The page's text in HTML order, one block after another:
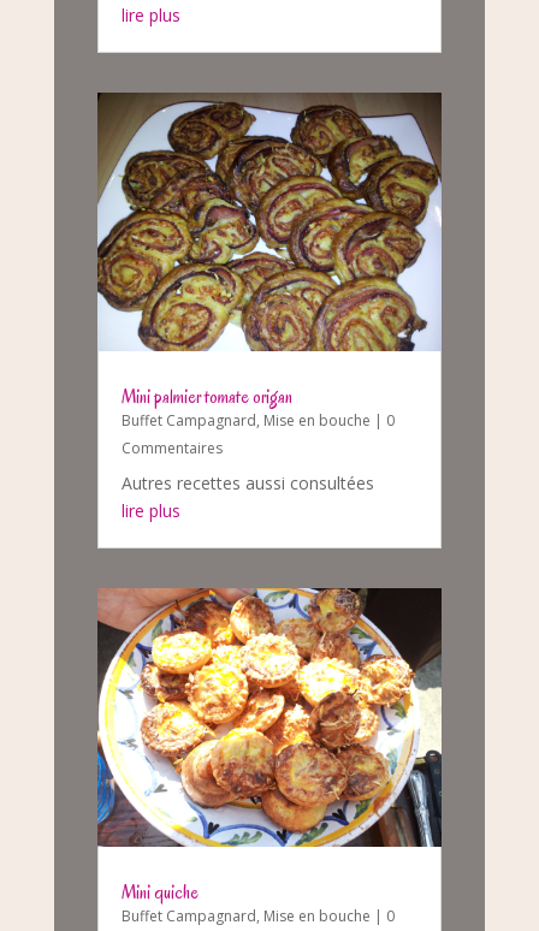
lire plus
Mini palmier tomate origan
Buffet Campagnard, Mise en bouche | 0
Commentaires
Autres recettes aussi consultées
lire plus
Mini quiche
Buffet Campagnard, Mise en bouche | 0